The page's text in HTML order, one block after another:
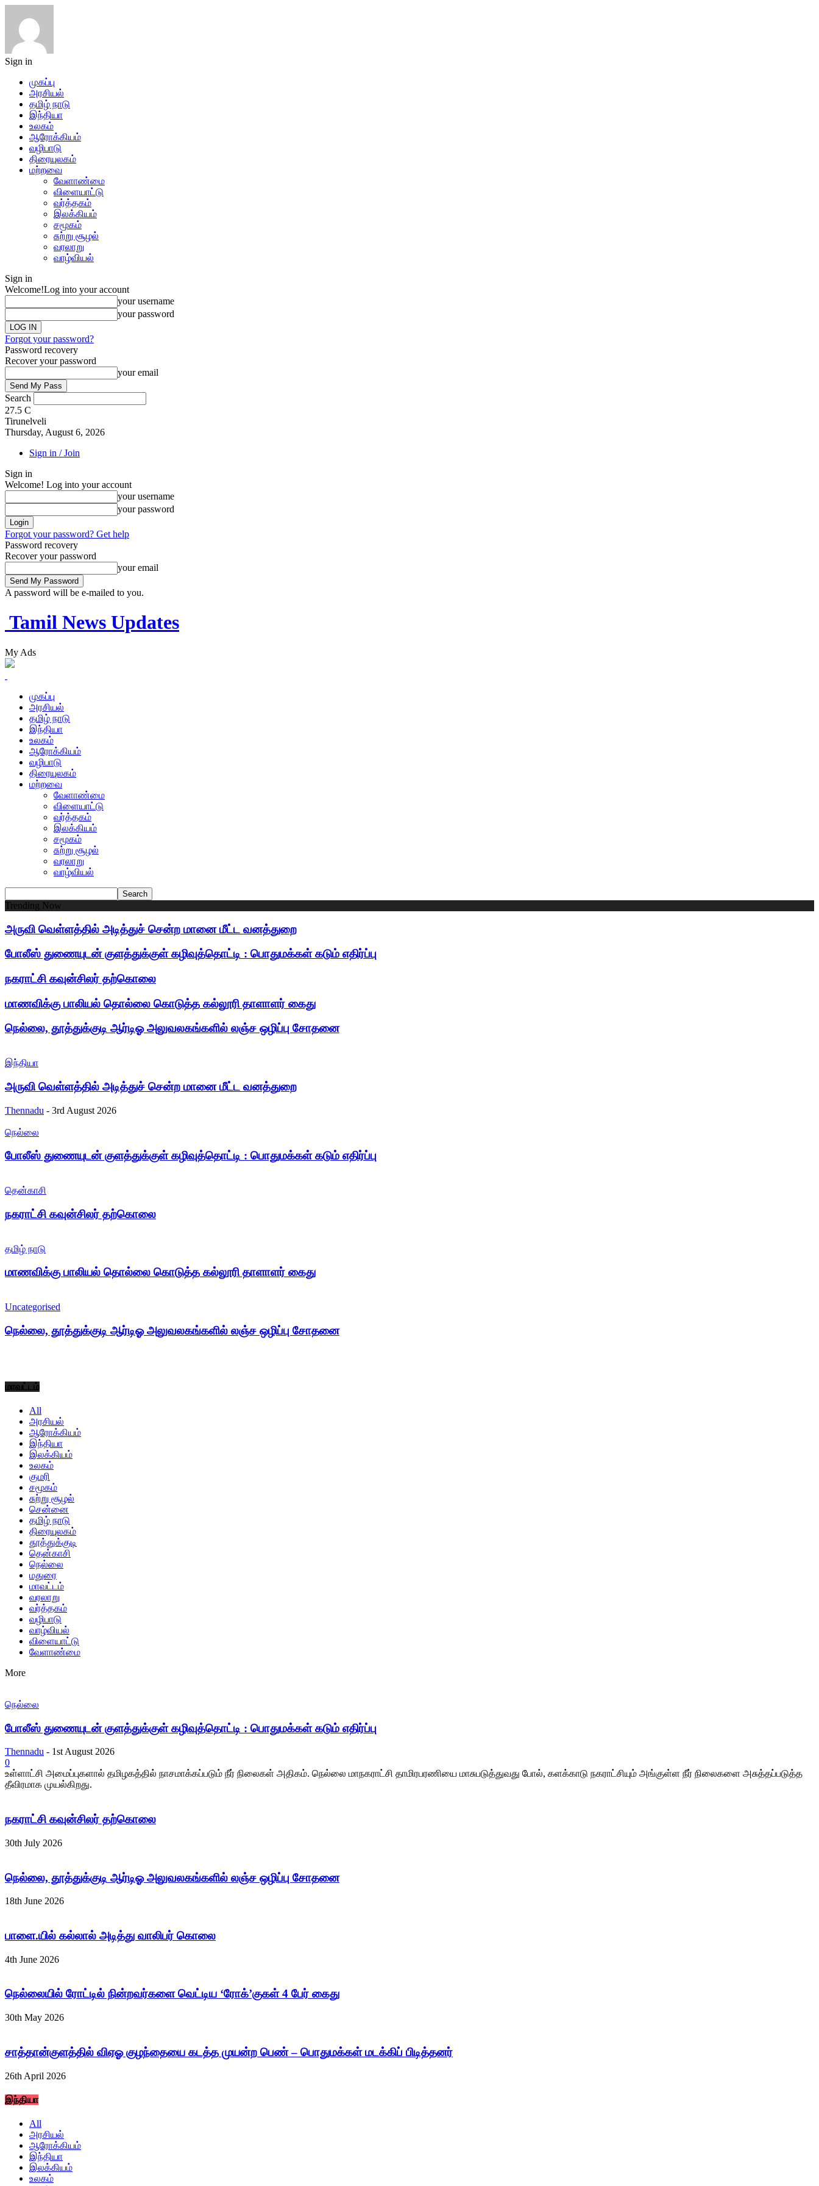
Sign in
முகப்பு
அரசியல்
தமிழ் நாடு
இந்தியா
உலகம்
ஆரோக்கியம்
வழிபாடு
திரையுலகம்
மற்றவை
வேளாண்மை
விளையாட்டு
வர்த்தகம்
இலக்கியம்
சமூகம்
சுற்று சூழல்
வரலாறு
வாழ்வியல்
Sign in
Welcome!Log into your account
your username
your password
Forgot your password?
Password recovery
Recover your password
your email
Search
27.5 C
Tirunelveli
Thursday, August 6, 2026
Sign in / Join
Sign in
Welcome! Log into your account
your username
your password
Forgot your password? Get help
Password recovery
Recover your password
your email
A password will be e-mailed to you.
Tamil News Updates
My Ads
முகப்பு
அரசியல்
தமிழ் நாடு
இந்தியா
உலகம்
ஆரோக்கியம்
வழிபாடு
திரையுலகம்
மற்றவை
வேளாண்மை
விளையாட்டு
வர்த்தகம்
இலக்கியம்
சமூகம்
சுற்று சூழல்
வரலாறு
வாழ்வியல்
Trending Now
அருவி வெள்ளத்தில் அடித்துச் சென்ற மானை மீட்ட வனத்துறை
போலீஸ் துணையுடன் குளத்துக்குள் கழிவுத்தொட்டி : பொதுமக்கள் கடும் எதிர்ப்பு
நகராட்சி கவுன்சிலர் தற்கொலை
மாணவிக்கு பாலியல் தொல்லை கொடுத்த கல்லூரி தாளாளர் கைது
நெல்லை, தூத்துக்குடி ஆர்டிஓ அலுவலகங்களில் லஞ்ச ஒழிப்பு சோதனை
இந்தியா
அருவி வெள்ளத்தில் அடித்துச் சென்ற மானை மீட்ட வனத்துறை
Thennadu - 3rd August 2026
நெல்லை
போலீஸ் துணையுடன் குளத்துக்குள் கழிவுத்தொட்டி : பொதுமக்கள் கடும் எதிர்ப்பு
தென்காசி
நகராட்சி கவுன்சிலர் தற்கொலை
தமிழ் நாடு
மாணவிக்கு பாலியல் தொல்லை கொடுத்த கல்லூரி தாளாளர் கைது
Uncategorised
நெல்லை, தூத்துக்குடி ஆர்டிஓ அலுவலகங்களில் லஞ்ச ஒழிப்பு சோதனை
மாவட்டம்
All
அரசியல்
ஆரோக்கியம்
இந்தியா
இலக்கியம்
உலகம்
குமரி
சமூகம்
சுற்று சூழல்
சென்னை
தமிழ் நாடு
திரையுலகம்
தூத்துக்குடி
தென்காசி
நெல்லை
மதுரை
மாவட்டம்
வரலாறு
வர்த்தகம்
வழிபாடு
வாழ்வியல்
விளையாட்டு
வேளாண்மை
More
நெல்லை
போலீஸ் துணையுடன் குளத்துக்குள் கழிவுத்தொட்டி : பொதுமக்கள் கடும் எதிர்ப்பு
Thennadu - 1st August 2026
0
உள்ளாட்சி அமைப்புகளால் தமிழகத்தில் நாசமாக்கப்படும் நீர் நிலைகள் அதிகம். நெல்லை மாநகராட்சி தாமிரபரணியை மாசுபடுத்துவது போல், களக்காடு நகராட்சியும் அங்குள்ள நீர் நிலைகளை அசுத்தப்படுத்த
தீவிரமாக முயல்கிறது.
நகராட்சி கவுன்சிலர் தற்கொலை
30th July 2026
நெல்லை, தூத்துக்குடி ஆர்டிஓ அலுவலகங்களில் லஞ்ச ஒழிப்பு சோதனை
18th June 2026
பாளை.யில் கல்லால் அடித்து வாலிபர் கொலை
4th June 2026
நெல்லையில் ரோட்டில் நின்றவர்களை வெட்டிய ‘ரோக்’குகள் 4 பேர் கைது
30th May 2026
சாத்தான்குளத்தில் விஏஓ குழந்தையை கடத்த முயன்ற பெண் – பொதுமக்கள் மடக்கிப் பிடித்தனர்
26th April 2026
இந்தியா
All
அரசியல்
ஆரோக்கியம்
இந்தியா
இலக்கியம்
உலகம்